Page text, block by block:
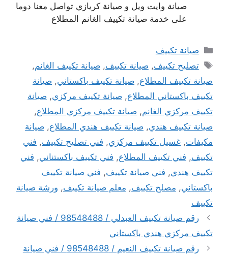
صيانة وايت ويل و صيانة كريازي تواصل معنا دوما
على خدمة صيانة تكييف الغانم المطلاع
التصنيفات
صيانة تكييف
الوسوم
تصليح تكييف,صيانة تكييف,صيانة تكييف الغانم,
صيانة تكييف المطلاع, صيانة تكييف باكستاني, صيانة
تكييف باكستاني المطلاع, صيانة تكييف مركزي, صيانة
تكييف مركزي الغانم, صيانة تكييف مركزي المطلاع,
صيانة تكييف هندي, صيانة تكييف هندي المطلاع, صيانة
مكيفات, غسيل تكييف مركزي, فني تصليح تكييف, فني
تكييف, فني تكييف المطلاع, فني تكييف باكستناني, فني
تكييف هندي, فني صيانة تكييف, فني صيانة تكييف
باكستاني, مصلح تكييف, معلم صيانة تكييف, ورشة صيانة
تكييف
رقم صيانة تكييف العبدلي / 98548488 / فني صيانة
تكييف مركزي هندي باكستاني
رقم صيانة تكييف النعيم / 98548488 / فني صيانة